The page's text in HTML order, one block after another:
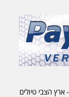
הצבי טיולים